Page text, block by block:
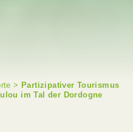
> Partizipativer Tourismus
im Tal der Dordogne